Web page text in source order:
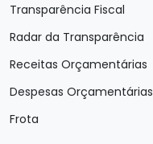
Transparência Fiscal
Radar da Transparência
Receitas Orçamentárias
Despesas Orçamentárias
Frota